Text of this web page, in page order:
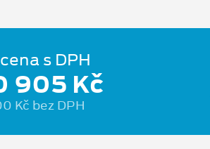
s DPH
905 Kč
Kč bez DPH